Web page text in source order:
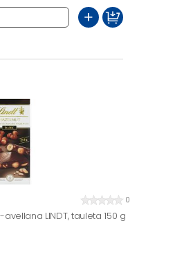
+
0
LINDT, tauleta 150 g